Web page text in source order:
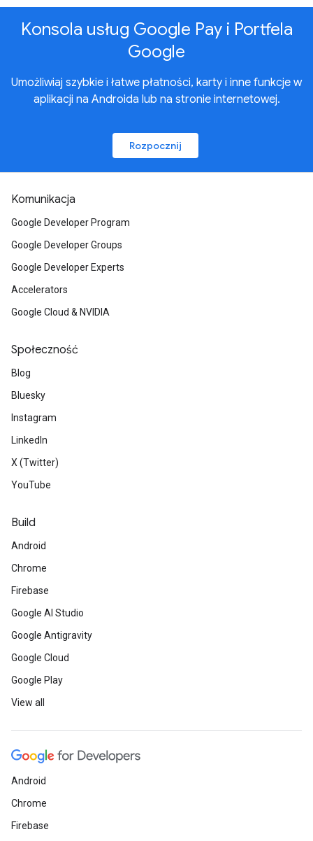
Konsola usług Google Pay i Portfela
Google
Umożliwiaj szybkie i łatwe płatności, karty i inne funkcje w
aplikacji na Androida lub na stronie internetowej.
Rozpocznij
Komunikacja
Google Developer Program
Google Developer Groups
Google Developer Experts
Accelerators
Google Cloud & NVIDIA
Społeczność
Blog
Bluesky
Instagram
LinkedIn
X (Twitter)
YouTube
Build
Android
Chrome
Firebase
Google AI Studio
Google Antigravity
Google Cloud
Google Play
View all
Android
Chrome
Firebase